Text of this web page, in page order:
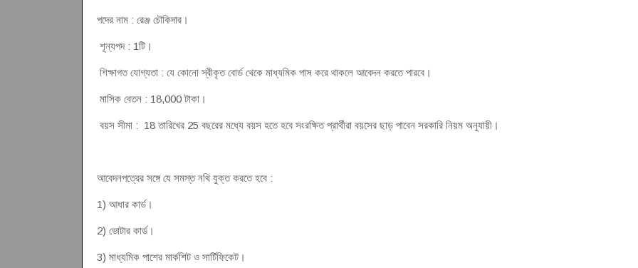
পদের নাম : রেঞ্জ চৌকিদার।
শূন্যপদ : 1টি।
শিক্ষাগত যোগ্যতা : যে কোনো স্বীকৃত বোর্ড থেকে মাধ্যমিক পাস করে থাকলে আবেদন করতে পারবে।
মাসিক বেতন : 18,000 টাকা।
বয়স সীমা : 18 তারিখের 25 বছরের মধ্যে বয়স হতে হবে সংরক্ষিত প্রার্থীরা বয়সের ছাড় পাবেন সরকারি নিয়ম অনুযায়ী।
আবেদনপত্রের সঙ্গে যে সমস্ত নথি যুক্ত করতে হবে :
1) আধার কার্ড।
2) ভোটার কার্ড।
3) মাধ্যমিক পাশের মার্কশিট ও সার্টিফিকেট।